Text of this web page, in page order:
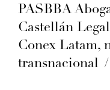
PASBBA
Castellán
Conex Latam,
transnacional